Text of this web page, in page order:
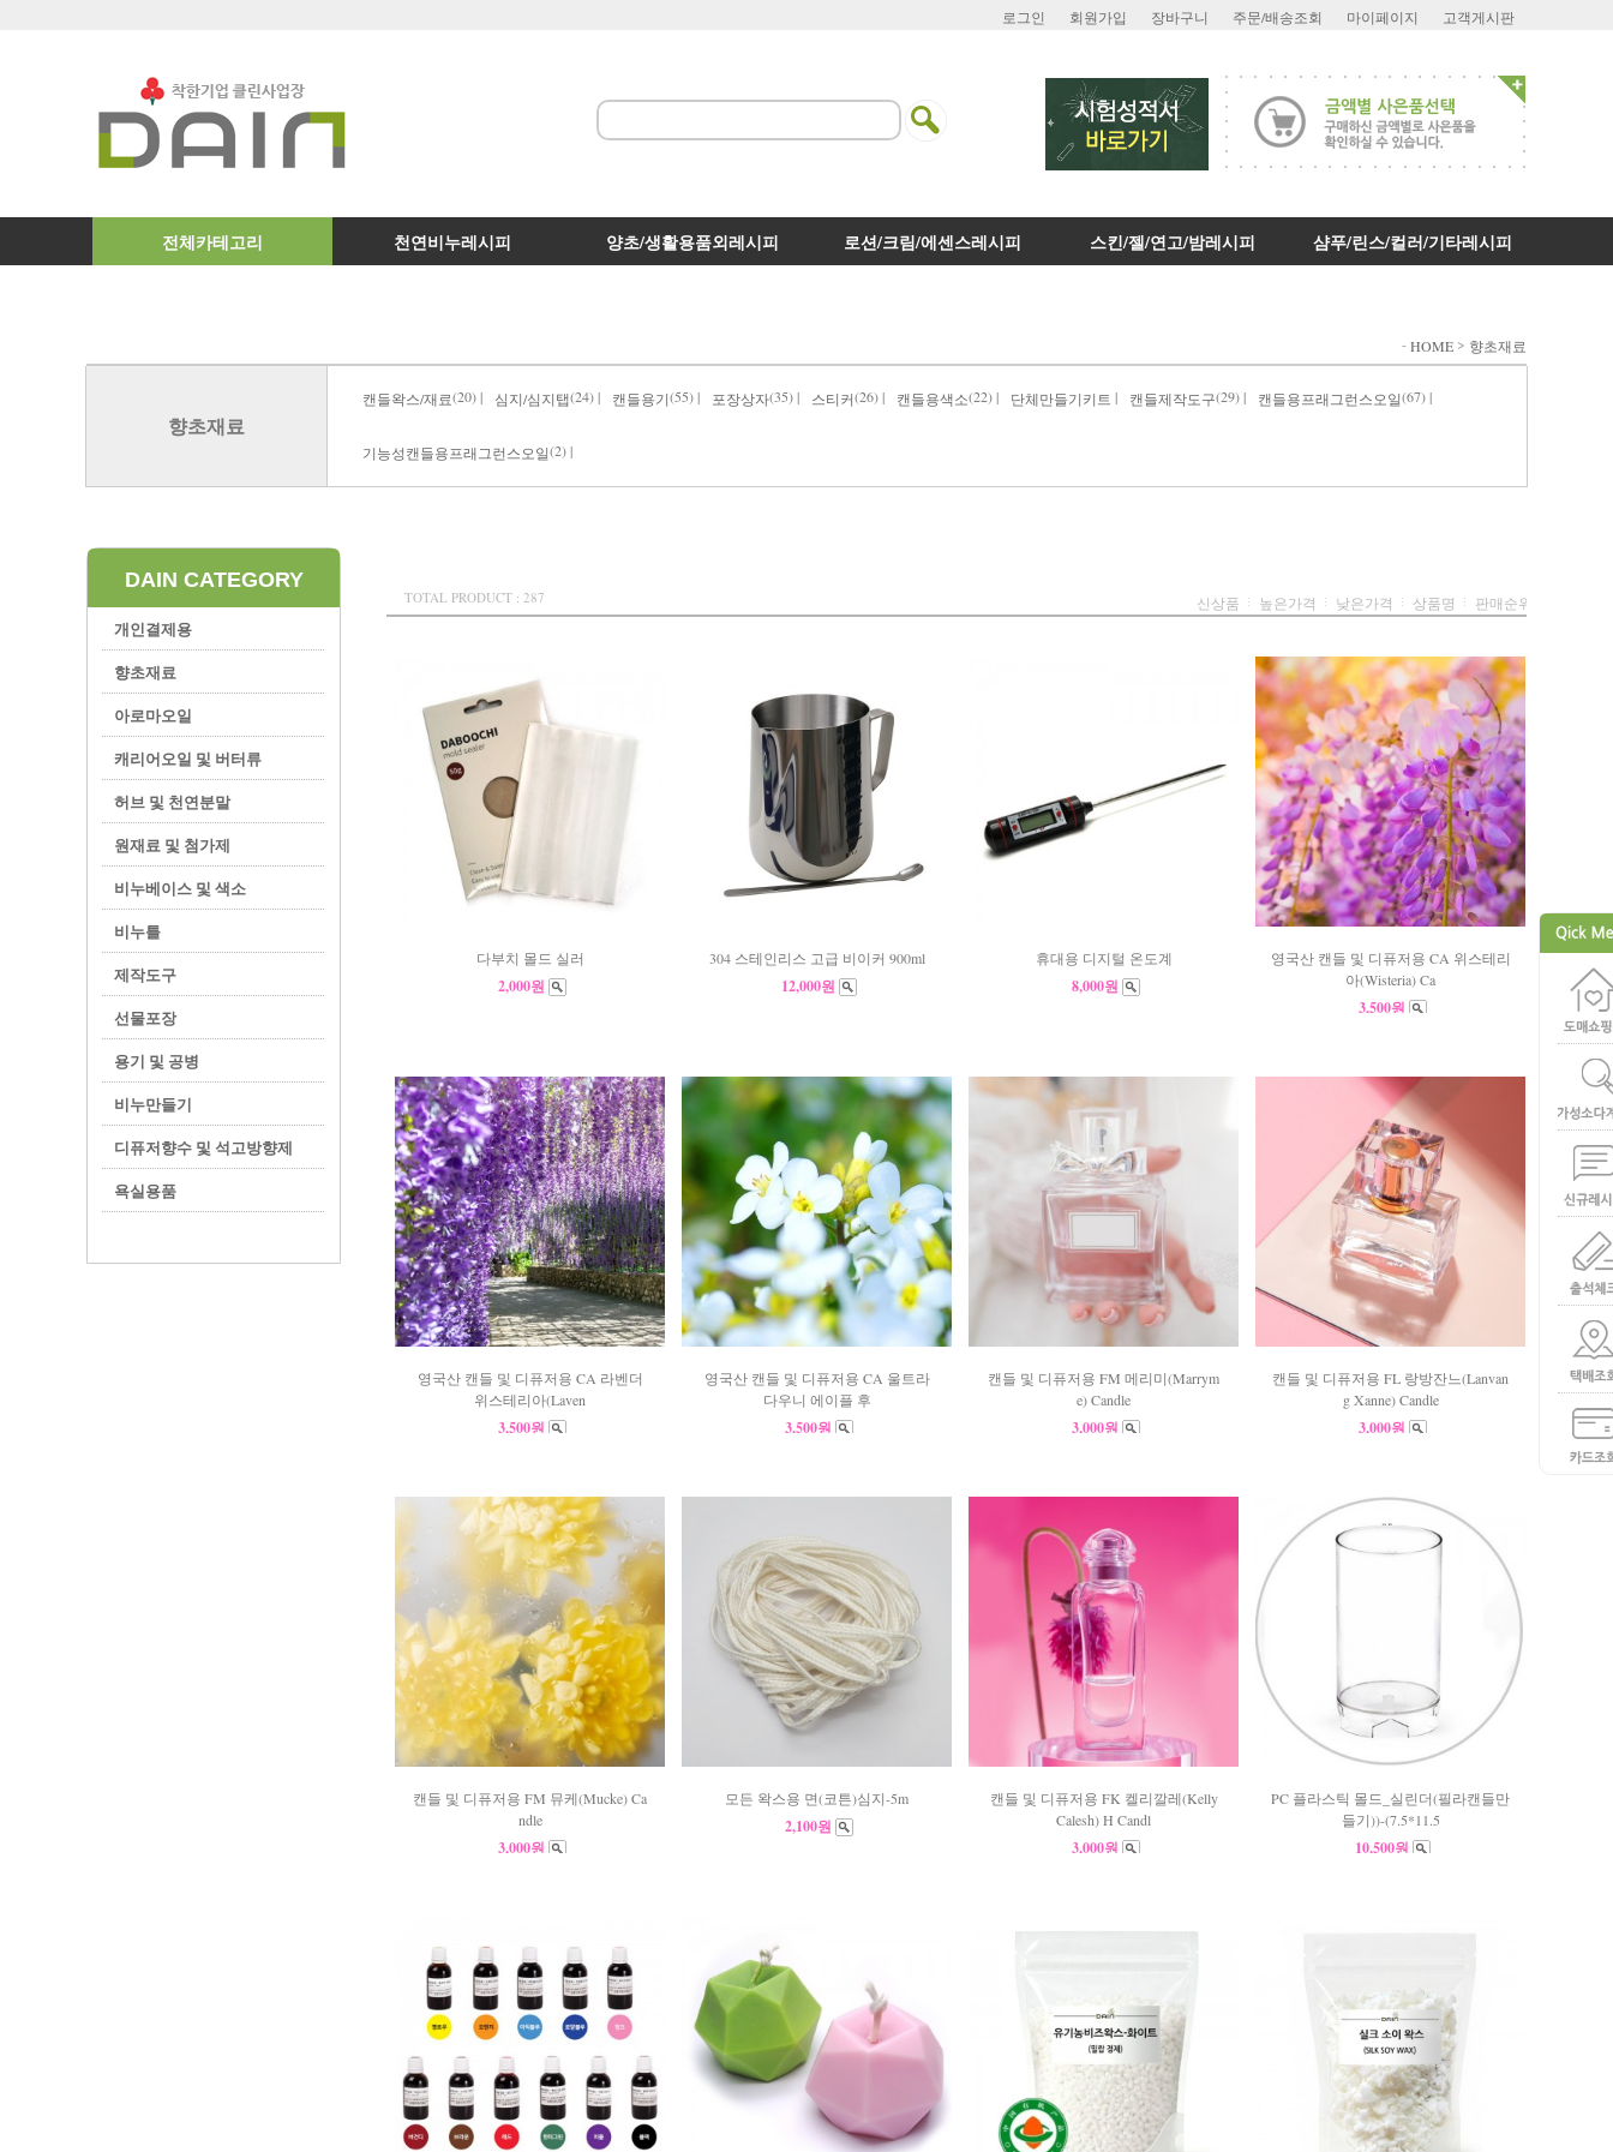
로그인 회원가입 장바구니 주문/배송조회 마이페이지 고객게시판
전체카테고리 천연비누레시피 양초/생활용품외레시피 로션/크림/에센스레시피 스킨/젤/연고/밤레시피 샴푸/린스/컬러/기타레시피
-HOME > 향초재료
향초재료
캔들왁스/재료(20) | 심지/심지탭(24) | 캔들용기(55) | 포장상자(35) | 스티커(26) | 캔들용색소(22) | 단체만들기키트 | 캔들제작도구(29) | 캔들용프래그런스오일(67) |
기능성캔들용프래그런스오일(2) |
DAIN CATEGORY
개인결제용
향초재료
아로마오일
캐리어오일 및 버터류
허브 및 천연분말
원재료 및 첨가제
비누베이스 및 색소
비누틀
제작도구
선물포장
용기 및 공병
비누만들기
디퓨저향수 및 석고방향제
욕실용품
TOTAL PRODUCT : 287 신상품 높은가격 낮은가격 상품명 판매순위
다부치 몰드 실러
2,000원
304 스테인리스 고급 비이커 900ml
12,000원
휴대용 디지털 온도계
8,000원
영국산 캔들 및 디퓨저용 CA 위스테리
아(Wisteria) Ca
3,500원
영국산 캔들 및 디퓨저용 CA 라벤더
위스테리아(Laven
3,500원
영국산 캔들 및 디퓨저용 CA 울트라
다우니 에이플 후
3,500원
캔들 및 디퓨저용 FM 메리미(Marrym
e) Candle
3,000원
캔들 및 디퓨저용 FL 랑방잔느(Lanvan
g Xanne) Candle
3,000원
캔들 및 디퓨저용 FM 뮤케(Mucke) Ca
ndle
3,000원
모든 왁스용 면(코튼)심지-5m
2,100원
캔들 및 디퓨저용 FK 켈리깔레(Kelly
Calesh) H Candl
3,000원
PC 플라스틱 몰드_실린더(필라캔들만
들기))-(7.5*11.5
10,500원